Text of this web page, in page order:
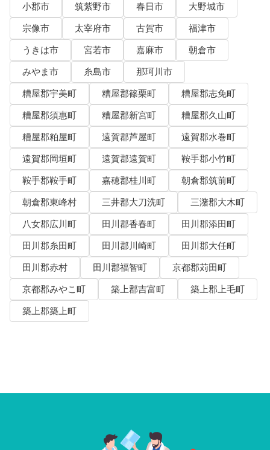
小郡市
筑紫野市 春日市
大野城市
宗像市
太宰府市 古賀市
福津市
うきは市
宮若市 嘉麻市
朝倉市
みやま市
糸島市
那珂川市
糟屋郡宇美町
糟屋郡篠栗町
糟屋郡志免町
糟屋郡須惠町
糟屋郡新宮町
糟屋郡久山町
糟屋郡粕屋町
遠賀郡芦屋町
遠賀郡水巻町
遠賀郡岡垣町
遠賀郡遠賀町
鞍手郡小竹町
鞍手郡鞍手町
嘉穂郡桂川町
朝倉郡筑前町
朝倉郡東峰村
三井郡大刀洗町
三潴郡大木町
八女郡広川町
田川郡香春町
田川郡添田町
田川郡糸田町
田川郡川崎町
田川郡大任町
田川郡赤村
田川郡福智町
京都郡苅田町
京都郡みやこ町
築上郡吉富町
築上郡上毛町
築上郡築上町